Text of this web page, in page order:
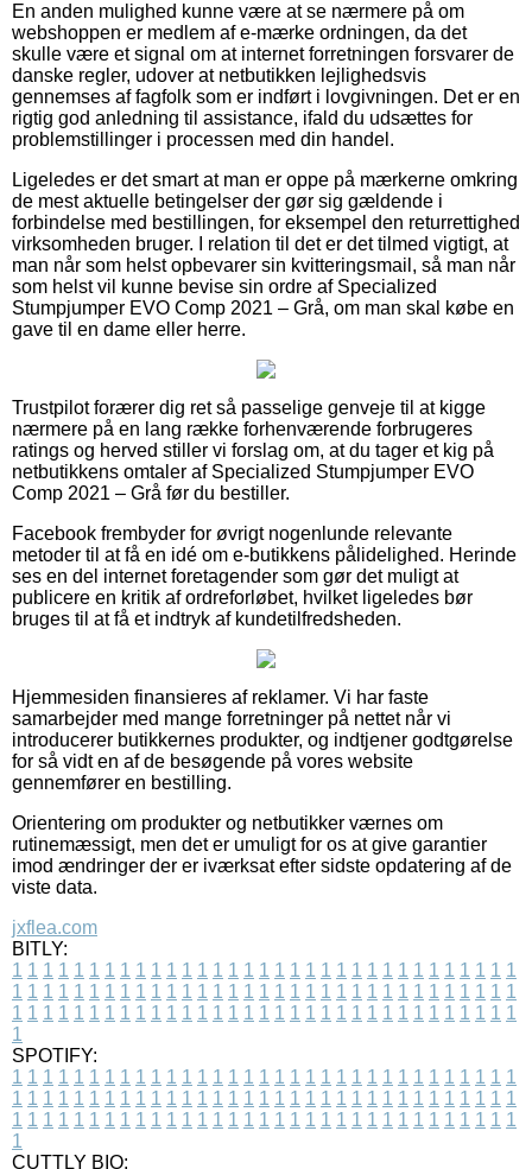
En anden mulighed kunne være at se nærmere på om
webshoppen er medlem af e-mærke ordningen, da det
skulle være et signal om at internet forretningen forsvarer de
danske regler, udover at netbutikken lejlighedsvis
gennemses af fagfolk som er indført i lovgivningen. Det er en
rigtig god anledning til assistance, ifald du udsættes for
problemstillinger i processen med din handel.
Ligeledes er det smart at man er oppe på mærkerne omkring
de mest aktuelle betingelser der gør sig gældende i
forbindelse med bestillingen, for eksempel den returrettighed
virksomheden bruger. I relation til det er det tilmed vigtigt, at
man når som helst opbevarer sin kvitteringsmail, så man når
som helst vil kunne bevise sin ordre af Specialized
Stumpjumper EVO Comp 2021 – Grå, om man skal købe en
gave til en dame eller herre.
Trustpilot forærer dig ret så passelige genveje til at kigge
nærmere på en lang række forhenværende forbrugeres
ratings og herved stiller vi forslag om, at du tager et kig på
netbutikkens omtaler af Specialized Stumpjumper EVO
Comp 2021 – Grå før du bestiller.
Facebook frembyder for øvrigt nogenlunde relevante
metoder til at få en idé om e-butikkens pålidelighed. Herinde
ses en del internet foretagender som gør det muligt at
publicere en kritik af ordreforløbet, hvilket ligeledes bør
bruges til at få et indtryk af kundetilfredsheden.
Hjemmesiden finansieres af reklamer. Vi har faste
samarbejder med mange forretninger på nettet når vi
introducerer butikkernes produkter, og indtjener godtgørelse
for så vidt en af de besøgende på vores website
gennemfører en bestilling.
Orientering om produkter og netbutikker værnes om
rutinemæssigt, men det er umuligt for os at give garantier
imod ændringer der er iværksat efter sidste opdatering af de
viste data.
jxflea.com
BITLY:
1 1 1 1 1 1 1 1 1 1 1 1 1 1 1 1 1 1 1 1 1 1 1 1 1 1 1 1 1 1 1 1 1
1 1 1 1 1 1 1 1 1 1 1 1 1 1 1 1 1 1 1 1 1 1 1 1 1 1 1 1 1 1 1 1 1
1 1 1 1 1 1 1 1 1 1 1 1 1 1 1 1 1 1 1 1 1 1 1 1 1 1 1 1 1 1 1 1 1
1
SPOTIFY:
1 1 1 1 1 1 1 1 1 1 1 1 1 1 1 1 1 1 1 1 1 1 1 1 1 1 1 1 1 1 1 1 1
1 1 1 1 1 1 1 1 1 1 1 1 1 1 1 1 1 1 1 1 1 1 1 1 1 1 1 1 1 1 1 1 1
1 1 1 1 1 1 1 1 1 1 1 1 1 1 1 1 1 1 1 1 1 1 1 1 1 1 1 1 1 1 1 1 1
1
CUTTLY BIO: